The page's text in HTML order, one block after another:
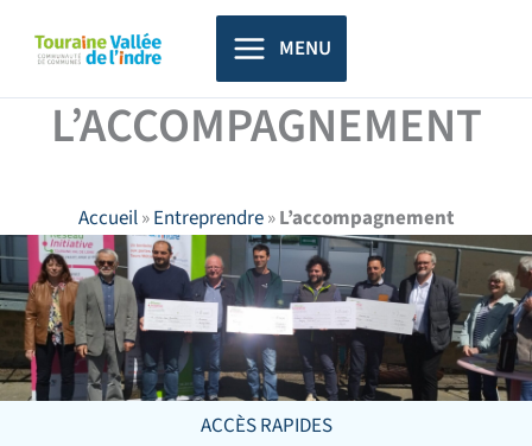
principal
MENU
L’ACCOMPAGNEMENT
Accueil»Entreprendre»L’accompagnement
ACCÈS RAPIDES